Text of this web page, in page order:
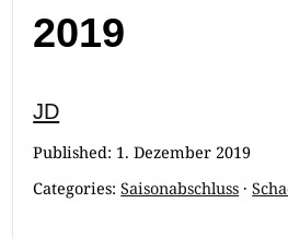
2019
JD
Published: 1. Dezember 2019
Categories:Saisonabschluss ·